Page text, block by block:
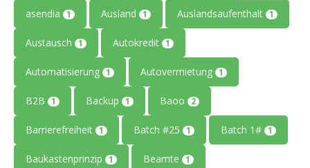
asendia 1 Ausland 1 Auslandsaufenthalt 1
Austausch 1 Autokredit 1
Automatisierung 1 Autovermietung 1
B2B 1 Backup 1 Baoo 2
Barrierefreiheit 1 Batch #25 1 Batch 1# 1
Baukastenprinzip 1 Beamte 1